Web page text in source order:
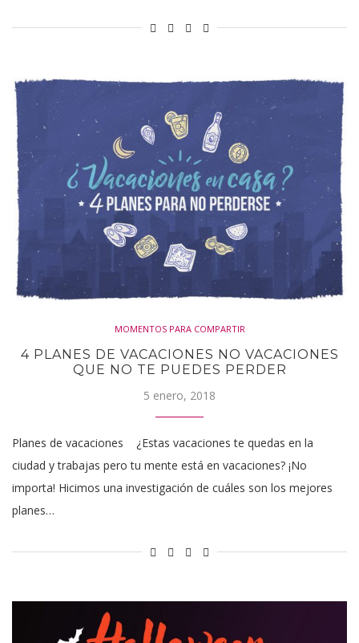
MOMENTOS PARA COMPARTIR
4 PLANES DE VACACIONES NO VACACIONES
QUE NO TE PUEDES PERDER
5 enero, 2018
Planes de vacaciones ¿Estas vacaciones te quedas en la
ciudad y trabajas pero tu mente está en vacaciones? ¡No
importa! Hicimos una investigación de cuáles son los mejores
planes…